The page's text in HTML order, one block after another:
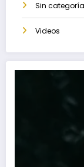
Sin categoría
Videos